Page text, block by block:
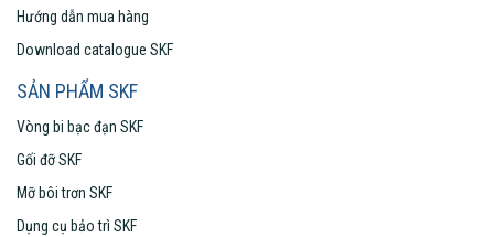
Hướng dẫn mua hàng
Download catalogue SKF
SẢN PHẨM SKF
Vòng bi bạc đạn SKF
Gối đỡ SKF
Mỡ bôi trơn SKF
Dụng cụ bảo trì SKF